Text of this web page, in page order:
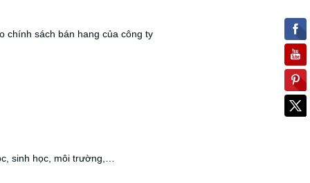
chính sách bán hang của công ty
sinh học, môi trường,…